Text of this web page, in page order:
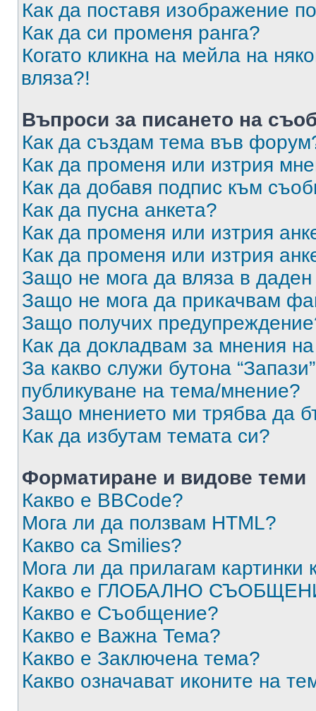
Как да поставя изображение
Как да си променя ранга?
Когато кликна на мейла на
вляза?!
Въпроси за писането на
Как да създам тема във
Как да променя или изтрия
Как да добавя подпис към
Как да пусна анкета?
Как да променя или изтрия
Как да променя или изтрия
Защо не мога да вляза в
Защо не мога да прикачвам
Защо получих
Как да докладвам за мнения
За какво служи бутона
публикуване на тема/мнение?
Защо мнението ми трябва да
Как да избутам темата си?
Форматиране и видове теми
Какво е BBCode?
Мога ли да ползвам HTML?
Какво са Smilies?
Мога ли да прилагам
Какво е ГЛОБАЛНО
Какво е Съобщение?
Какво е Важна Тема?
Какво е Заключена тема?
Какво означават иконите на